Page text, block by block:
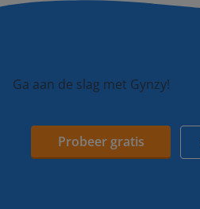
Ga aan de slag met Gynzy!
Probeer gratis